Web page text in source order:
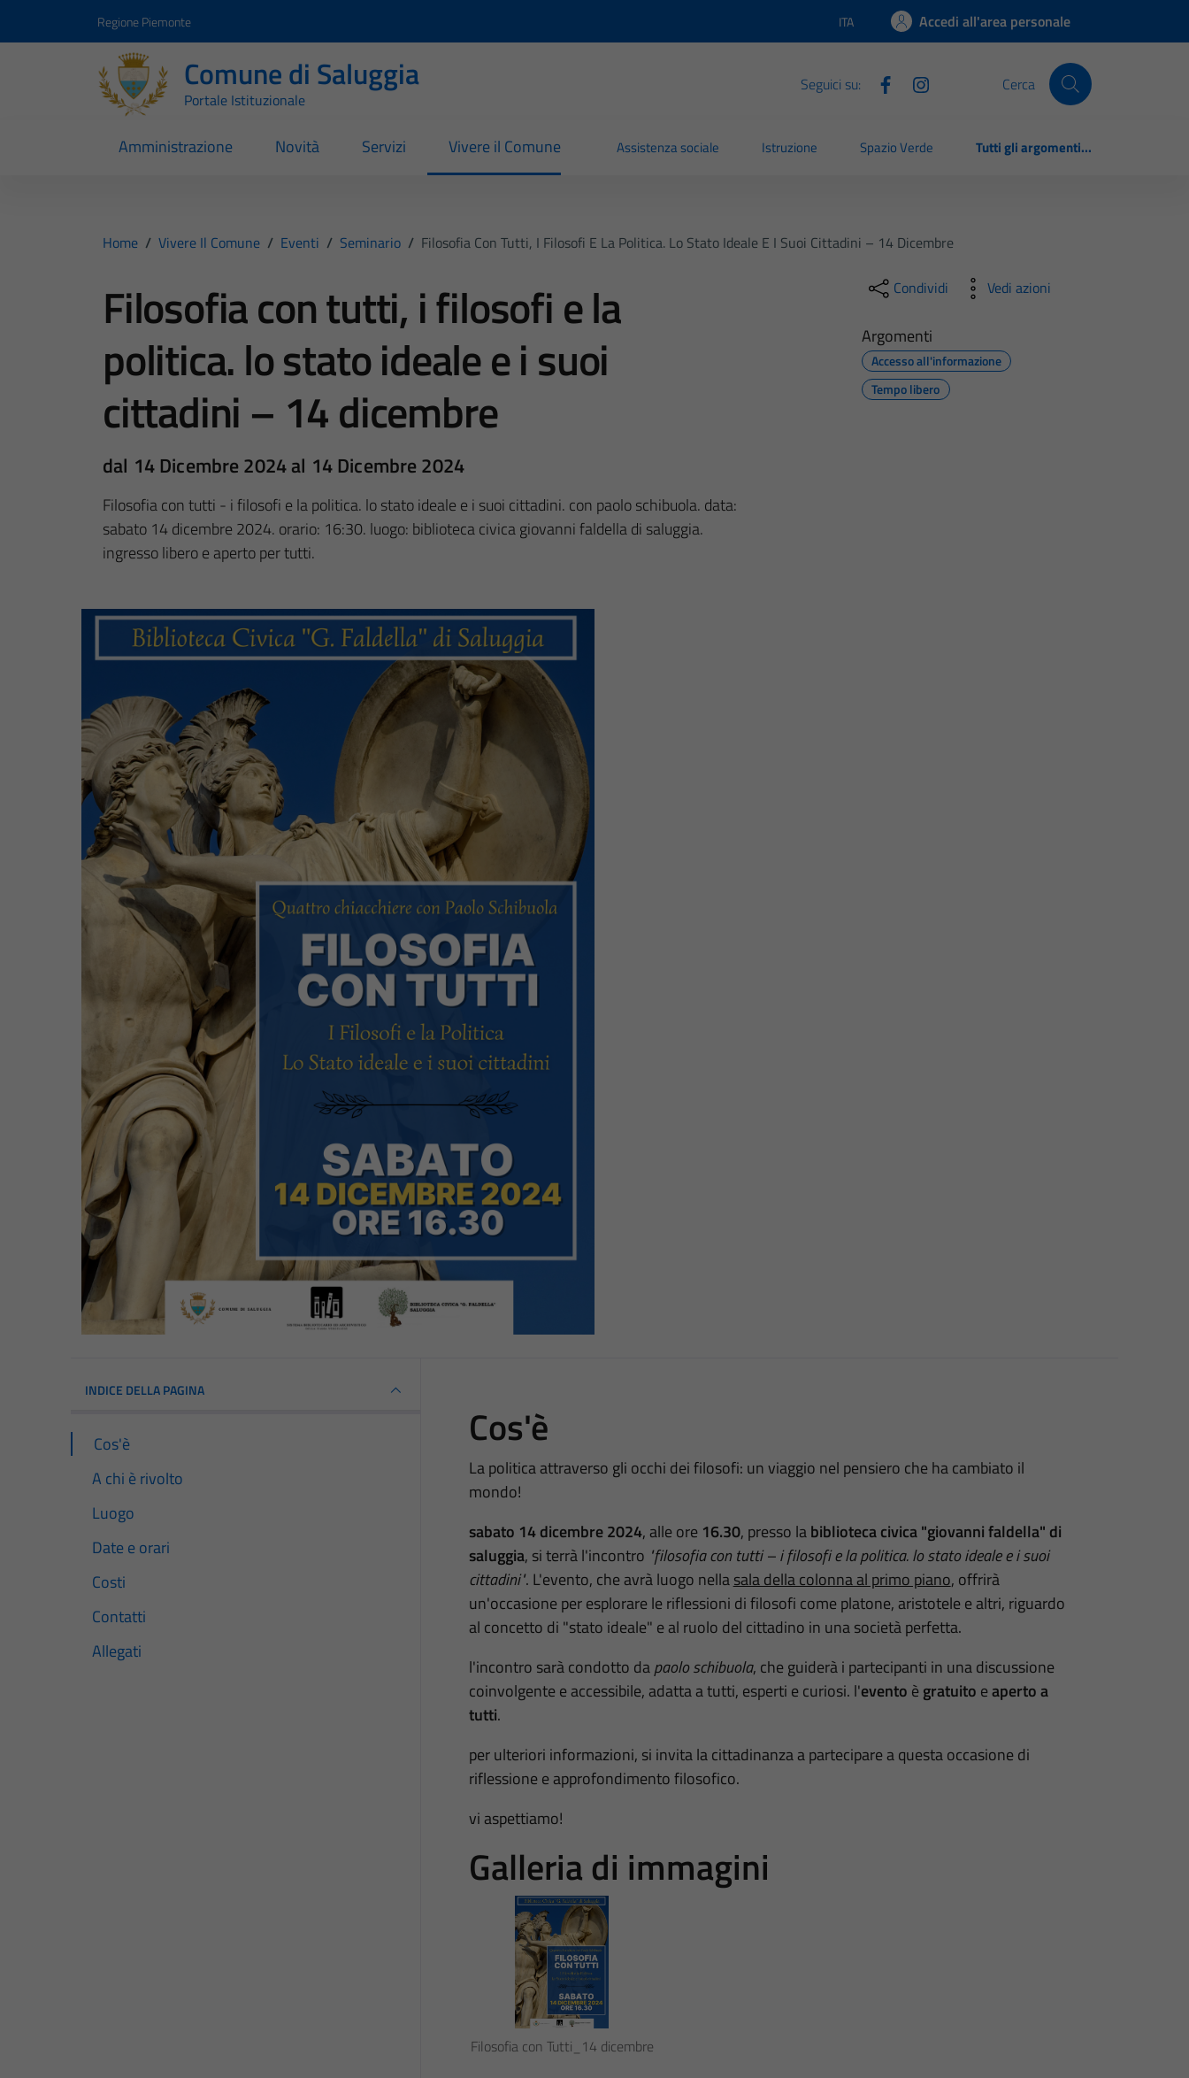
Regione Piemonte Lingua attiva:
ITA Accedi all'area personale
Comune di Saluggia
Portale Istituzionale
Seguici su: Cerca
Amministrazione Novità Servizi Vivere il Comune Assistenza sociale Istruzione Spazio Verde Tutti gli argomenti...
Home / Vivere Il Comune / Eventi / Seminario / Filosofia Con Tutti, I Filosofi E La Politica. Lo Stato Ideale E I Suoi Cittadini – 14 Dicembre
Filosofia con tutti, i filosofi e la
politica. lo stato ideale e i suoi
cittadini – 14 dicembre
dal 14 Dicembre 2024 al 14 Dicembre 2024
Filosofia con tutti - i filosofi e la politica. lo stato ideale e i suoi cittadini. con paolo schibuola. data:
sabato 14 dicembre 2024. orario: 16:30. luogo: biblioteca civica giovanni faldella di saluggia.
ingresso libero e aperto per tutti.
Condividi Vedi azioni
Argomenti
Accesso all'informazione
Tempo libero
INDICE DELLA PAGINA
Cos'è
A chi è rivolto
Luogo
Date e orari
Costi
Contatti
Allegati
Cos'è
La politica attraverso gli occhi dei filosofi: un viaggio nel pensiero che ha cambiato il
mondo!
sabato 14 dicembre 2024, alle ore 16.30, presso labiblioteca civica "giovanni faldella" di
saluggia, si terrà l'incontro "filosofia con tutti – i filosofi e la politica. lo stato ideale e i suoi
cittadini". L'evento, che avrà luogo nellasala della colonna al primo piano, offrirà
un'occasione per esplorare le riflessioni di filosofi come platone, aristotele e altri, riguardo
al concetto di "stato ideale" e al ruolo del cittadino in una società perfetta.
l'incontro sarà condotto dapaolo schibuola, che guiderà i partecipanti in una discussione
coinvolgente e accessibile, adatta a tutti, esperti e curiosi. l'evento è gratuito eaperto a
tutti.
per ulteriori informazioni, si invita la cittadinanza a partecipare a questa occasione di
riflessione e approfondimento filosofico.
vi aspettiamo!
Galleria di immagini
Filosofia con Tutti_14 dicembre